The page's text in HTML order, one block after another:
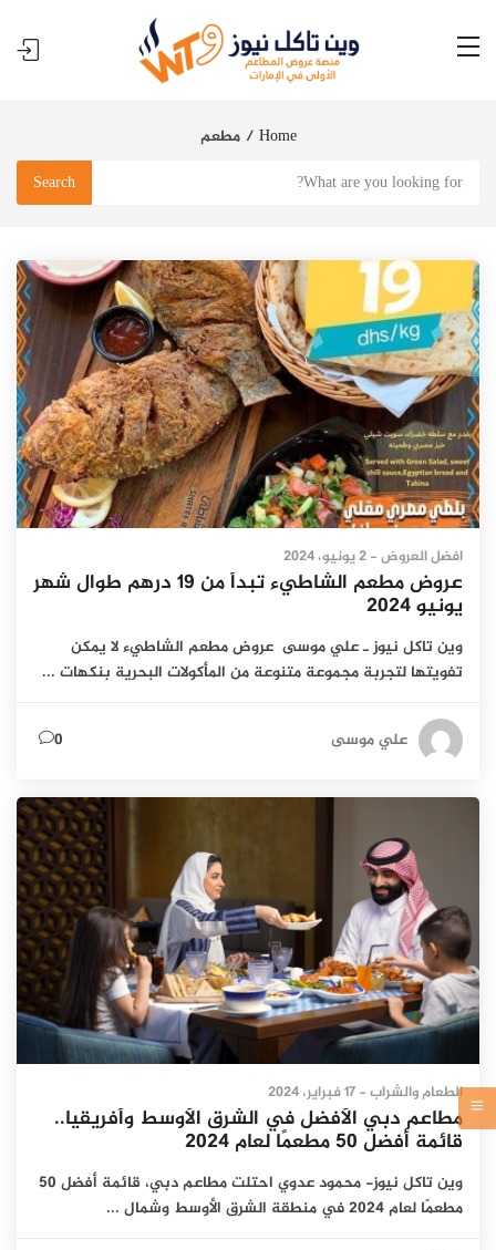
Home
مطعم
Search
افضل العروض- 2 يونيو، 2024
عروض مطعم الشاطيء تبدأ من 19 درهم طوال شهر
يونيو 2024
وين تاكل نيوز ـ علي موسى عروض مطعم الشاطيء لا يمكن
تفويتها لتجربة مجموعة متنوعة من المأكولات البحرية بنكهات ...
علي موسى 0
الطعام والشراب- 17 فبراير، 2024
مطاعم دبي الأفضل في الشرق الأوسط وأفريقيا..
قائمة أفضل 50 مطعمًا لعام 2024
وين تاكل نيوز- محمود عدوي احتلت مطاعم دبي، قائمة أفضل 50
مطعمًا لعام 2024 في منطقة الشرق الأوسط وشمال ...